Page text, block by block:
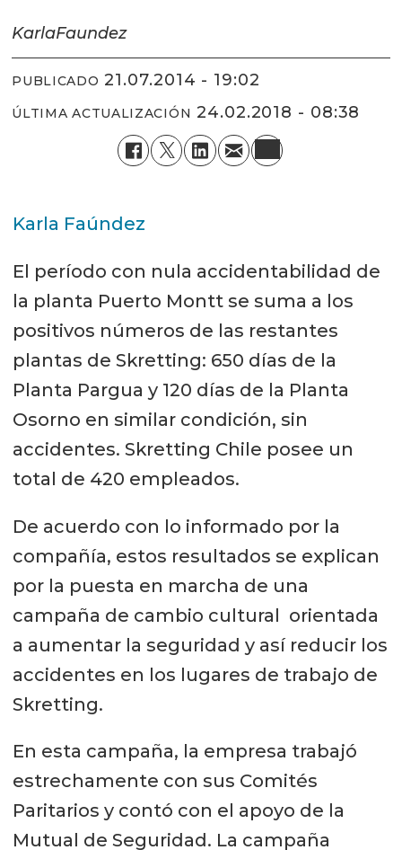
KarlaFaundez
PUBLICADO 21.07.2014 - 19:02
ÚLTIMA ACTUALIZACIÓN 24.02.2018 - 08:38
Karla Faúndez
El período con nula accidentabilidad de
la planta Puerto Montt se suma a los
positivos números de las restantes
plantas de Skretting: 650 días de la
Planta Pargua y 120 días de la Planta
Osorno en similar condición, sin
accidentes. Skretting Chile posee un
total de 420 empleados.
De acuerdo con lo informado por la
compañía, estos resultados se explican
por la puesta en marcha de una
campaña de cambio cultural orientada
a aumentar la seguridad y así reducir los
accidentes en los lugares de trabajo de
Skretting.
En esta campaña, la empresa trabajó
estrechamente con sus Comités
Paritarios y contó con el apoyo de la
Mutual de Seguridad. La campaña